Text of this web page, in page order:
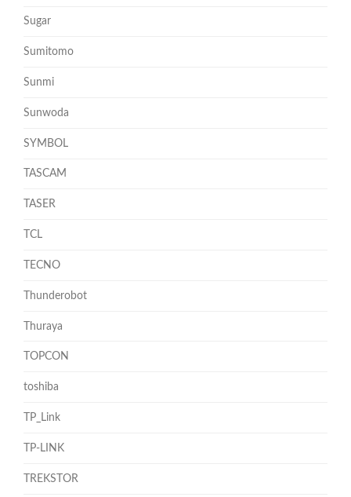
Sugar
Sumitomo
Sunmi
Sunwoda
SYMBOL
TASCAM
TASER
TCL
TECNO
Thunderobot
Thuraya
TOPCON
toshiba
TP_Link
TP-LINK
TREKSTOR